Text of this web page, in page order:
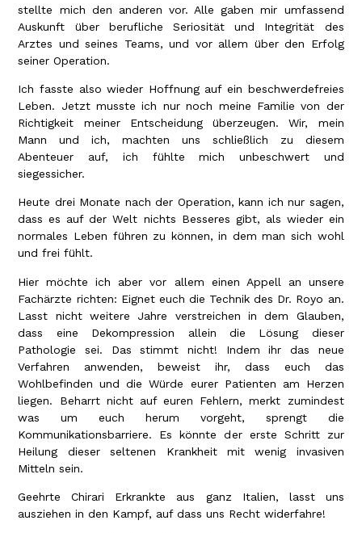
stellte mich den anderen vor. Alle gaben mir umfassend
Auskunft über berufliche Seriosität und Integrität des
Arztes und seines Teams, und vor allem über den Erfolg
seiner Operation.
Ich fasste also wieder Hoffnung auf ein beschwerdefreies
Leben. Jetzt musste ich nur noch meine Familie von der
Richtigkeit meiner Entscheidung überzeugen. Wir, mein
Mann und ich, machten uns schließlich zu diesem
Abenteuer auf, ich fühlte mich unbeschwert und
siegessicher.
Heute drei Monate nach der Operation, kann ich nur sagen,
dass es auf der Welt nichts Besseres gibt, als wieder ein
normales Leben führen zu können, in dem man sich wohl
und frei fühlt.
Hier möchte ich aber vor allem einen Appell an unsere
Fachärzte richten: Eignet euch die Technik des Dr. Royo an.
Lasst nicht weitere Jahre verstreichen in dem Glauben,
dass eine Dekompression allein die Lösung dieser
Pathologie sei. Das stimmt nicht! Indem ihr das neue
Verfahren anwenden, beweist ihr, dass euch das
Wohlbefinden und die Würde eurer Patienten am Herzen
liegen. Beharrt nicht auf euren Fehlern, merkt zumindest
was um euch herum vorgeht, sprengt die
Kommunikationsbarriere. Es könnte der erste Schritt zur
Heilung dieser seltenen Krankheit mit wenig invasiven
Mitteln sein.
Geehrte Chirari Erkrankte aus ganz Italien, lasst uns
ausziehen in den Kampf, auf dass uns Recht widerfahre!